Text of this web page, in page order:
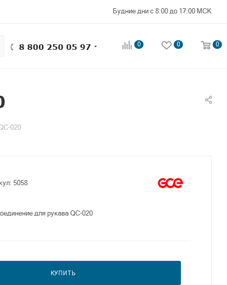
Будние дни с 8:00 до 17:00 МСК
8 800 250 05 97 0 0 0
020
5058
для рукава QC-020
КУПИТЬ